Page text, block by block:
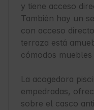
y tiene acceso
También hay un
con acceso
terraza está
cómodos muebles
La acogedora
empedradas,
sobre el casco